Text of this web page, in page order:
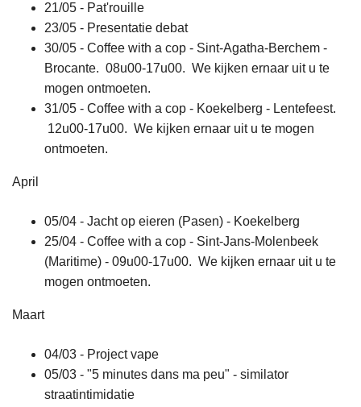
21/05 - Pat'rouille
23/05 - Presentatie debat
30/05 - Coffee with a cop - Sint-Agatha-Berchem -
Brocante. 08u00-17u00. We kijken ernaar uit u te
mogen ontmoeten.
31/05 - Coffee with a cop - Koekelberg - Lentefeest.
12u00-17u00. We kijken ernaar uit u te mogen
ontmoeten.
April
05/04 - Jacht op eieren (Pasen) - Koekelberg
25/04 - Coffee with a cop - Sint-Jans-Molenbeek
(Maritime) - 09u00-17u00. We kijken ernaar uit u te
mogen ontmoeten.
Maart
04/03 - Project vape
05/03 - "5 minutes dans ma peu" - similator
straatintimidatie